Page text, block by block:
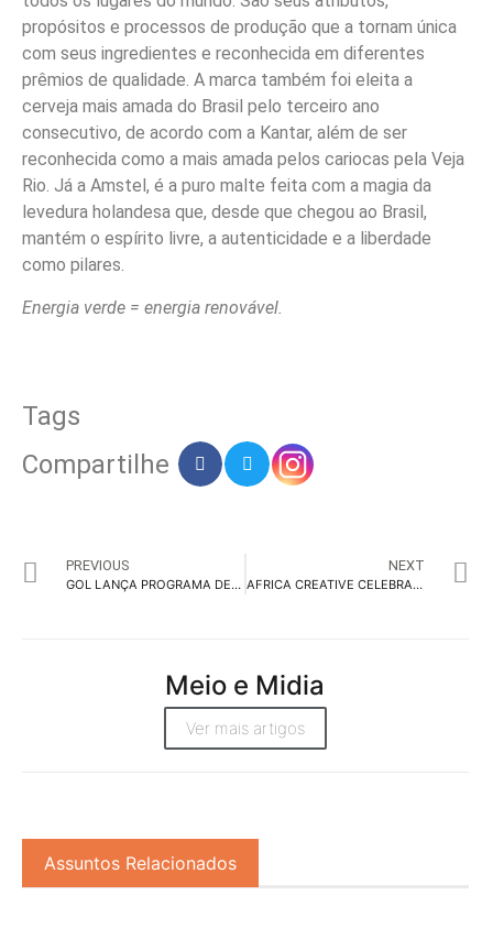
propósitos e processos de produção que a tornam única
com seus ingredientes e reconhecida em diferentes
prêmios de qualidade. A marca também foi eleita a
cerveja mais amada do Brasil pelo terceiro ano
consecutivo, de acordo com a Kantar, além de ser
reconhecida como a mais amada pelos cariocas pela Veja
Rio. Já a Amstel, é a puro malte feita com a magia da
levedura holandesa que, desde que chegou ao Brasil,
mantém o espírito livre, a autenticidade e a liberdade
como pilares.
Energia verde = energia renovável.
Tags
Compartilhe
PREVIOUS
GOL LANÇA PROGRAMA DE MILHAS COM CAMPANHA DA OMZ
NEXT
AFRICA CREATIVE CELEBRA 2024 AO SOM DE JOÃO GOMES
Meio e Midia
Ver mais artigos
Assuntos Relacionados